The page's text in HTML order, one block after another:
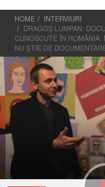
HOME
INTERVIURI
DRAGOȘ LUMPAN:
CUNOSCUTE ÎN
NU ȘTIE DE